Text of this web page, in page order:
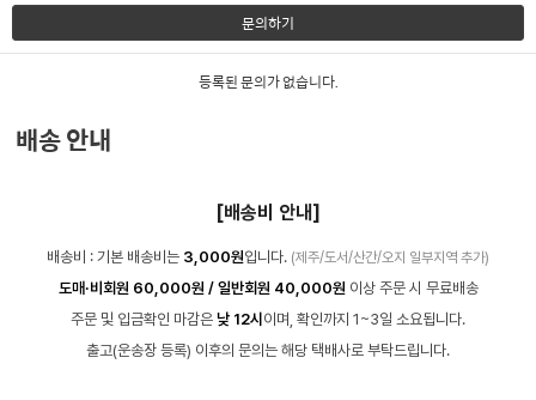
문의하기
등록된 문의가 없습니다.
배송 안내
[배송비 안내]
배송비 : 기본 배송비는 3,000원입니다. (제주/도서/산간/오지 일부지역 추가)
도매·비회원 60,000원 / 일반회원 40,000원 이상 주문 시 무료배송
주문 및 입금확인 마감은 낮 12시 이며, 확인까지 1~3일 소요됩니다.
출고(운송장 등록) 이후의 문의는 해당 택배사로 부탁드립니다.